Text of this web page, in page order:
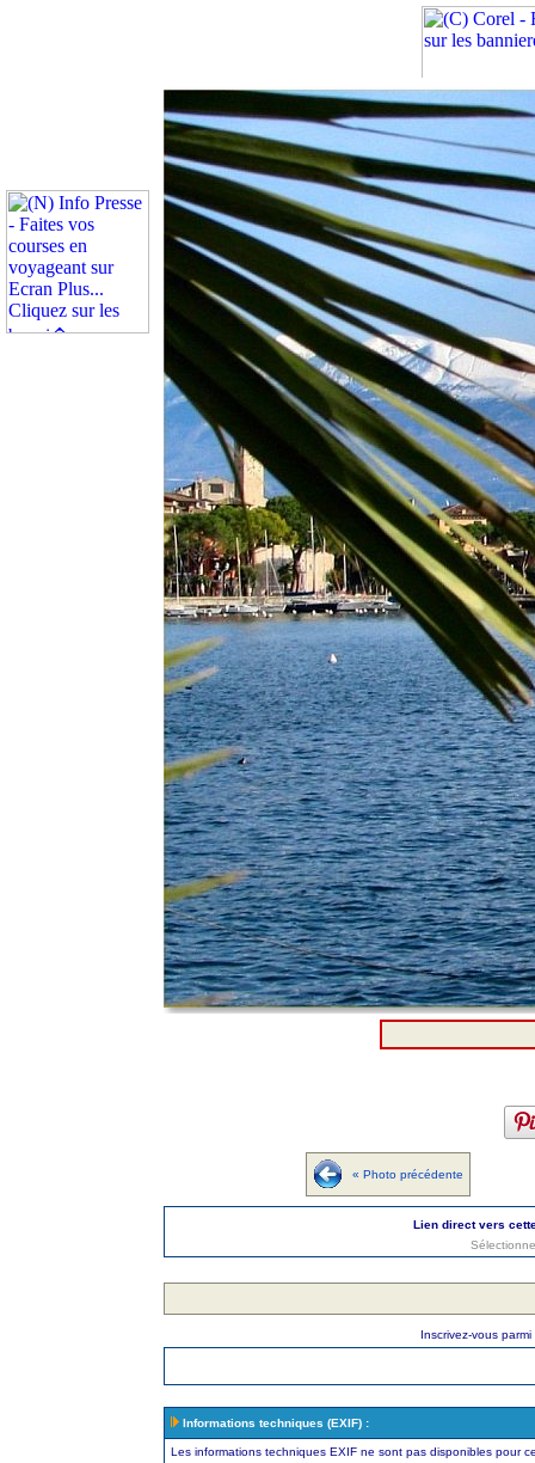
« Photo précédente
Lien direct vers
Inscrivez-vous
Informations techniques (EXIF) :
Les informations techniques EXIF ne sont pas disponibles pour